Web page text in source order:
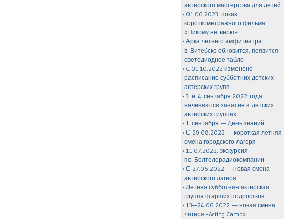
актёрского мастерства для детей
01.06.2023: показ
короткометражного фильма
«Никому не верю»
Арка летнего амфитеатра
в Витебске обновится: появится
светодиодное табло
C 01.10.2022 изменено
расписание субботних детских
актёрских групп
3 и 4 сентября 2022 года
начинаются занятия в детских
актёрских группах
1 сентября — День знаний
С 29.08.2022 — короткая летняя
смена городского лагеря
11.07.2022: экскурсия
по Белтелерадиокомпании
С 27.06.2022 — новая смена
актёрского лагеря
Летняя субботняя актёрская
группа старших подростков
13—24.06.2022 — новая смена
лагеря «Acting Camp»